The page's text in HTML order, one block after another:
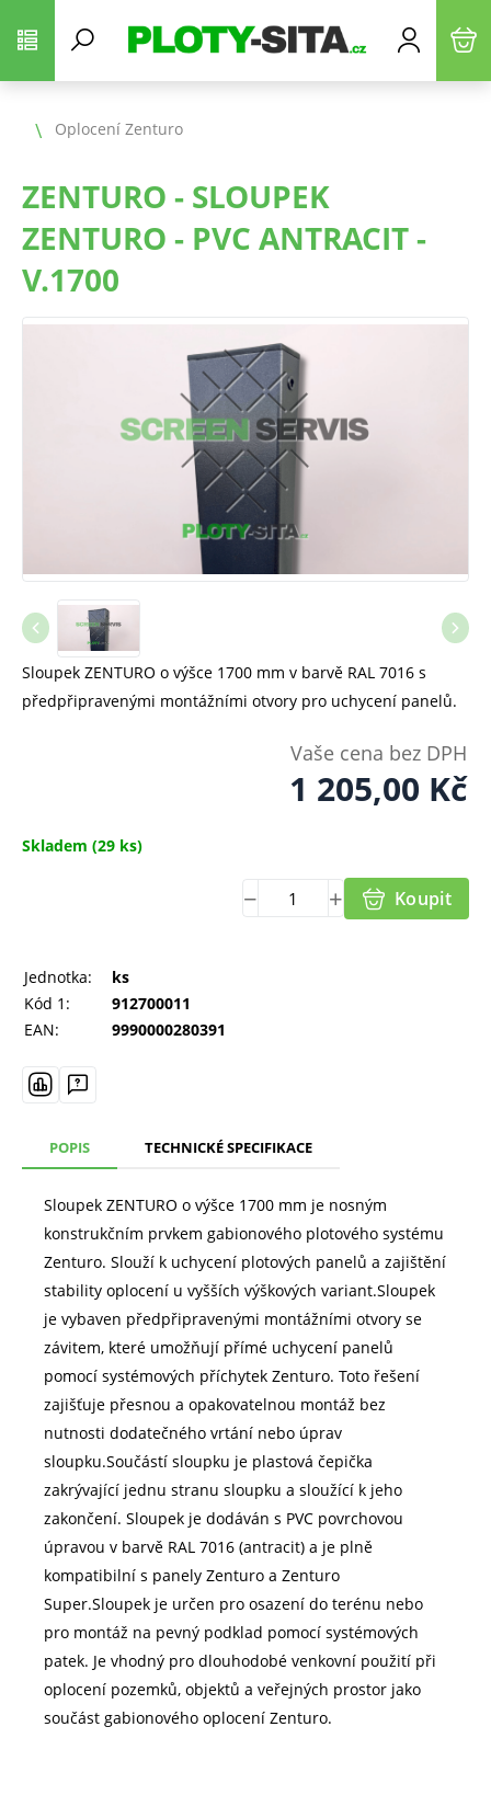
Oplocení Zenturo
ZENTURO - SLOUPEK
ZENTURO - PVC ANTRACIT -
V.1700
Sloupek ZENTURO o výšce 1700 mm v barvě RAL 7016 s
předpřipravenými montážními otvory pro uchycení panelů.
Vaše cena bez DPH
1 205,00 Kč
Skladem (29 ks)
Koupit
Jednotka:
ks
Kód 1:
912700011
EAN:
9990000280391
POPIS TECHNICKÉ SPECIFIKACE
Sloupek ZENTURO o výšce 1700 mm je nosným
konstrukčním prvkem gabionového plotového systému
Zenturo. Slouží k uchycení plotových panelů a zajištění
stability oplocení u vyšších výškových variant.Sloupek
je vybaven předpřipravenými montážními otvory se
závitem, které umožňují přímé uchycení panelů
pomocí systémových příchytek Zenturo. Toto řešení
zajišťuje přesnou a opakovatelnou montáž bez
nutnosti dodatečného vrtání nebo úprav
sloupku.Součástí sloupku je plastová čepička
zakrývající jednu stranu sloupku a sloužící k jeho
zakončení. Sloupek je dodáván s PVC povrchovou
úpravou v barvě RAL 7016 (antracit) a je plně
kompatibilní s panely Zenturo a Zenturo
Super.Sloupek je určen pro osazení do terénu nebo
pro montáž na pevný podklad pomocí systémových
patek. Je vhodný pro dlouhodobé venkovní použití při
oplocení pozemků, objektů a veřejných prostor jako
součást gabionového oplocení Zenturo.